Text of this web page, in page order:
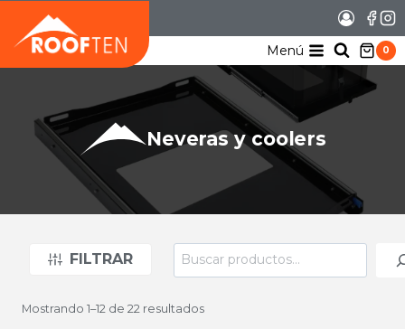
contenido
Menú 0
Neveras y coolers
FILTRAR Buscar
Mostrando 1–12 de 22 resultados